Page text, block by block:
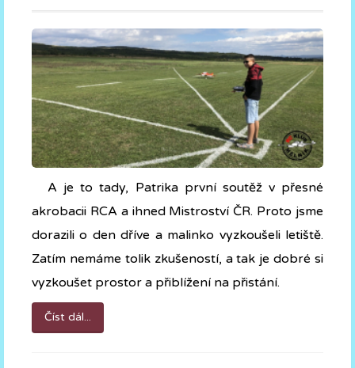
A je to tady, Patrika první soutěž v přesné
akrobacii RCA a ihned Mistroství ČR. Proto jsme
dorazili o den dříve a malinko vyzkoušeli letiště.
Zatím nemáme tolik zkušeností, a tak je dobré si
vyzkoušet prostor a přiblížení na přistání.
Číst dál...